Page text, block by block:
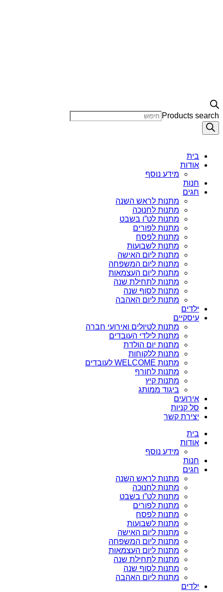
Products search
בית
אודות
מידע נוסף
חנות
חגים
מתנות לראש השנה
מתנות לחנוכה
מתנות לט”ו בשבט
מתנות לפורים
מתנות לפסח
מתנות לשבועות
מתנות ליום האישה
מתנות ליום המשפחה
מתנות ליום העצמאות
מתנות לתחילת שנה
מתנות לסוף שנה
מתנות ליום האהבה
ילדים
עיסקיים
מתנות לטיולים ואירועי חברה
מתנות לילדי העובדים
מתנות יום הולדת
מתנות ללקוחות
מתנות WELCOME לעובדים
מתנות לחורף
מתנות קיץ
ביגוד ממותג
אירועים
סל קניות
יצירת קשר
בית
אודות
מידע נוסף
חנות
חגים
מתנות לראש השנה
מתנות לחנוכה
מתנות לט”ו בשבט
מתנות לפורים
מתנות לפסח
מתנות לשבועות
מתנות ליום האישה
מתנות ליום המשפחה
מתנות ליום העצמאות
מתנות לתחילת שנה
מתנות לסוף שנה
מתנות ליום האהבה
ילדים